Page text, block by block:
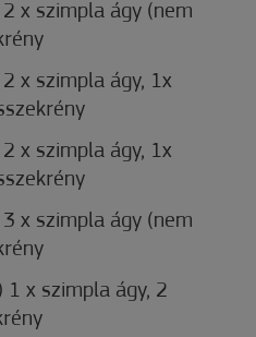
x szimpla ágy (nem
x szimpla ágy, 1x
x szimpla ágy, 1x
x szimpla ágy (nem
x szimpla ágy, 2